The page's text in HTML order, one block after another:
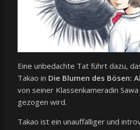
Eine unbedachte Tat führt dazu,
Takao in Die Blumen des Bösen:
von seiner Klassenkameradin
gezogen wird.
Takao ist ein unauffälliger und